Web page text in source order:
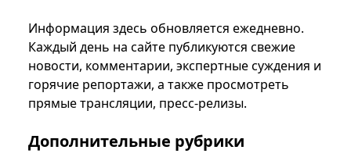
Информация здесь обновляется ежедневно.
Каждый день на сайте публикуются свежие
новости, комментарии, экспертные суждения и
горячие репортажи, а также просмотреть
прямые трансляции, пресс-релизы.
Дополнительные рубрики